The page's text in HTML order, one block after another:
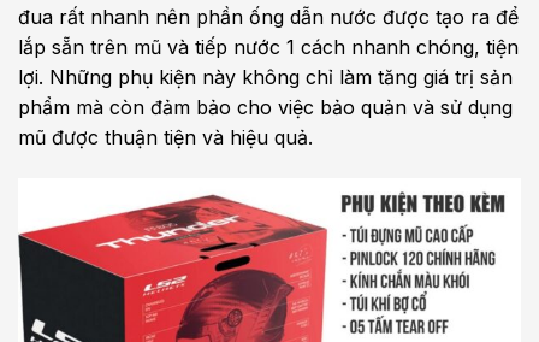
đua rất nhanh nên phần ống dẫn nước được tạo ra để
lắp sẵn trên mũ và tiếp nước 1 cách nhanh chóng, tiện
lợi. Những phụ kiện này không chỉ làm tăng giá trị sản
phẩm mà còn đảm bảo cho việc bảo quản và sử dụng
mũ được thuận tiện và hiệu quả.